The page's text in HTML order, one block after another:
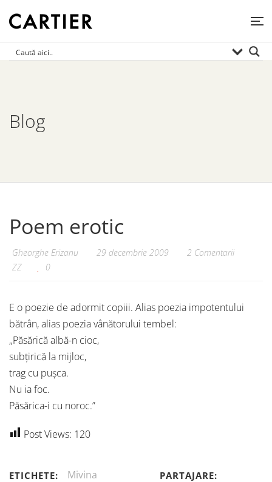
Blog
Poem erotic
Gheorghe Erizanu 29 decembrie 2009
2 Comentarii
ZZ
0
E o poezie de adormit copiii. Alias poezia impotentului
bătrân, alias poezia vânătorului tembel:
„Păsărică albă-n cioc,
subțirică la mijloc,
trag cu pușca.
Nu ia foc.
Păsărica-i cu noroc.”
Post Views: 120
ETICHETE: Mivina PARTAJARE: